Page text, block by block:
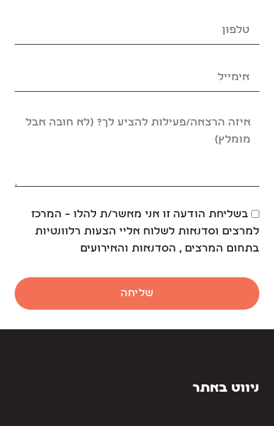
בשליחת הודעה זו אני מאשר/ת להלו – המרכז
למרצים וסדנאות לשלוח אליי הצעות רלוונטיות
בתחום המרצים , הסדנאות והאירועים
שליחה
ניווט באתר